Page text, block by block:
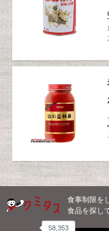
食事制限を
食品を探し
58,353